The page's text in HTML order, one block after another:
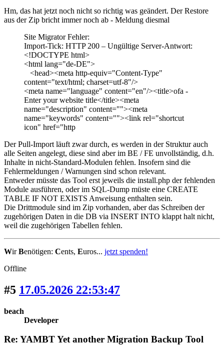
Hm, das hat jetzt noch nicht so richtig was geändert. Der Restore
aus der Zip bricht immer noch ab - Meldung diesmal
Site Migrator Fehler:
Import-Tick: HTTP 200 – Ungültige Server-Antwort:
<!DOCTYPE html>
<html lang="de-DE">
<head><meta http-equiv="Content-Type"
content="text/html; charset=utf-8"/>
<meta name="language" content="en"/><title>ofa -
Enter your website title</title><meta
name="description" content=""><meta
name="keywords" content=""><link rel="shortcut
icon" href="http
Der Pull-Import läuft zwar durch, es werden in der Struktur auch
alle Seiten angelegt, diese sind aber im BE / FE unvollständig, d.h.
Inhalte in nicht-Standard-Modulen fehlen. Insofern sind die
Fehlermeldungen / Warnungen sind schon relevant.
Entweder müsste das Tool erst jeweils die install.php der fehlenden
Module ausführen, oder im SQL-Dump müste eine CREATE
TABLE IF NOT EXISTS Anweisung enthalten sein.
Die Drittmodule sind im Zip vorhanden, aber das Schreiben der
zugehörigen Daten in die DB via INSERT INTO klappt halt nicht,
weil die zugehörigen Tabellen fehlen.
WirBenötigen: Cents, Euros... jetzt spenden!
Offline
#5 17.05.2026 22:53:47
beach
Developer
Re: YAMBT Yet another Migration Backup Tool